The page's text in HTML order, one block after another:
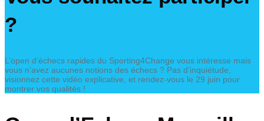
?
L’open d’échecs rapides du Sporting4Change vous intéresse mais
vous n’avez aucunes notions des échecs ? Pas d’inquiétude,
visionnez cette vidéo explicative, et rendez-vous le 29 juin pour
montrer vos qualités !